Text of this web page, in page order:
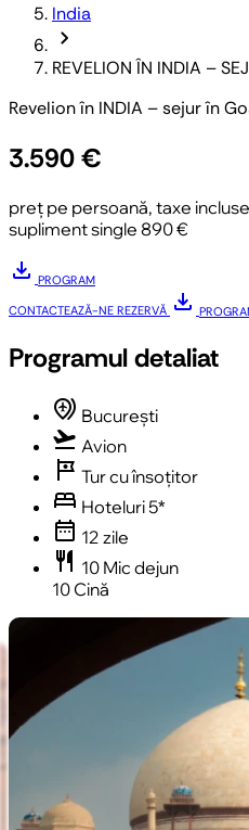
India
chevron_forward
REVELION ÎN INDIA –
Revelion în INDIA – sejur în
3.590 €
preț pe persoană, taxe
supliment single 890 €
download PROGRAM
CONTACTEAZĂ-NE REZERVĂ download
Programul detaliat
multiple_airports București
flight_takeoff Avion
tour Tur cu însoțitor
bed Hoteluri 5*
date_range 12 zile
restaurant 10 Mic dejun
10 Cină